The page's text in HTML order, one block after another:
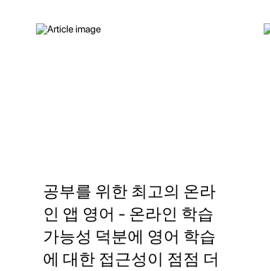
공부를 위한 최고의 온라
인 앱 영어 - 온라인 학습
가능성 덕분에 영어 학습
에 대한 접근성이 점점 더